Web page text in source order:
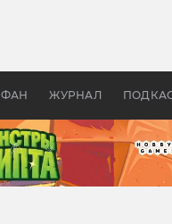
ФАН ЖУРНАЛ
бы «Властелина